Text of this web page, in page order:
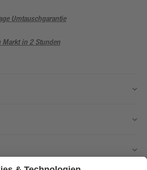
Umtauschgarantie
in 2 Stunden